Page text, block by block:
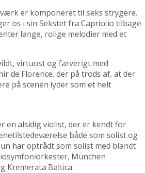
er komponeret til seks strygere.
os i sin Sekstet fra Capriccio tilbage
lange, rolige melodier med et
virtuost og farverigt med
de Florence, der på trods af, at der
på scenen lyder som et helt
en alsidig violist, der er kendt for
både som solist og
har optrådt som solist med blandt
München
Kremerata Baltica.